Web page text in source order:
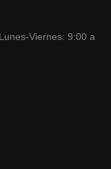
Viernes: 9:00 a